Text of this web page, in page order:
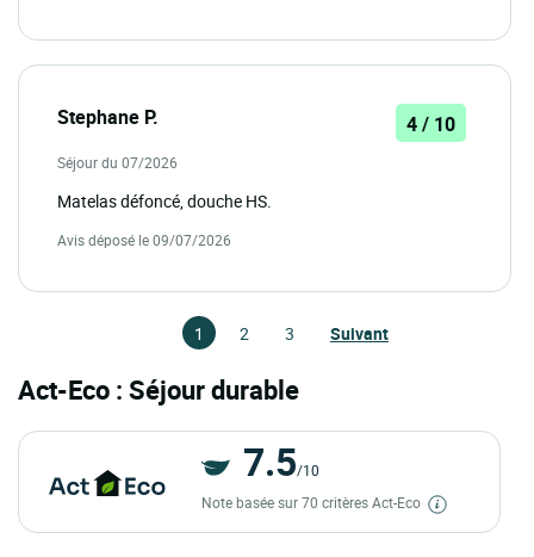
Stephane P. 4 / 10
Séjour du 07/2026
Matelas défoncé, douche HS.
Avis déposé le 09/07/2026
1 2 3 Suivant
Act-Eco : Séjour durable
7.5/10
Note basée sur 70 critères Act-Eco